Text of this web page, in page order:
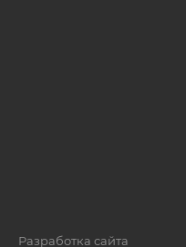
Разработка сайта